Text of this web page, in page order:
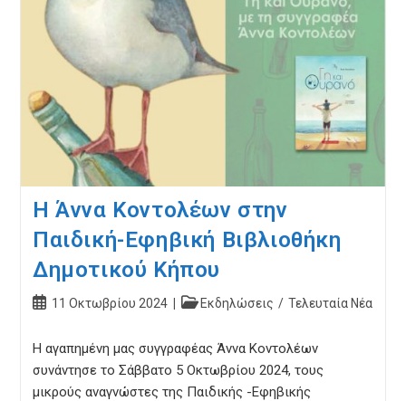
Η Άννα Κοντολέων στην
Παιδική-Εφηβική Βιβλιοθήκη
Δημοτικού Κήπου
Post11 Οκτωβρίου 2024
PostΕκδηλώσεις / Τελευταία Νέα
Η αγαπημένη μας συγγραφέας Άννα Κοντολέων
συνάντησε το Σάββατο 5 Οκτωβρίου 2024, τους
μικρούς αναγνώστες της Παιδικής -Εφηβικής